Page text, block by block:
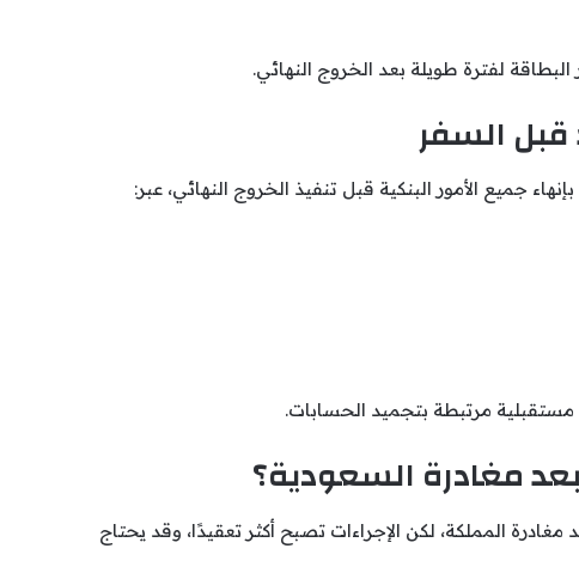
لفترة طويلة بعد الخروج النهائي.
السفر
جميع الأمور البنكية قبل تنفيذ الخروج النهائي، عبر:
مرتبطة بتجميد الحسابات.
مغادرة السعودية؟
المملكة، لكن الإجراءات تصبح أكثر تعقيدًا، وقد يحتاج